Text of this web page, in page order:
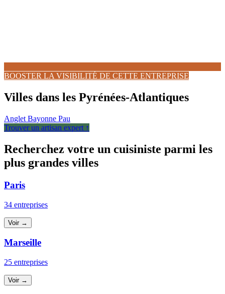
BOOSTER LA VISIBILITÉ DE CETTE ENTREPRISE
Villes dans les Pyrénées-Atlantiques
Anglet Bayonne Pau
Trouver un artisan expert ↑
Recherchez votre un cuisiniste parmi les
plus grandes villes
Paris
34 entreprises
Voir →
Marseille
25 entreprises
Voir →